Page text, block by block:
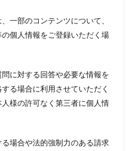
一部のコンテンツについて、
個人情報をご登録いただく場
に対する回答や必要な情報を
る場合に利用させていただく
様の許可なく第三者に個人情
場合や法的強制力のある請求